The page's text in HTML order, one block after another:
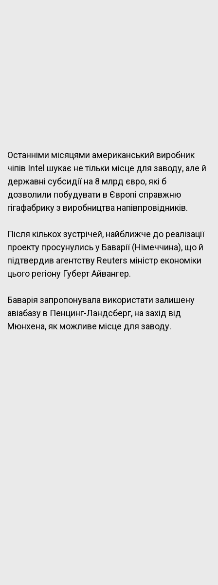
Останніми місяцями американський виробник
чіпів Intel шукає не тільки місце для заводу, але й
державні субсидії на 8 млрд євро, які б
дозволили побудувати в Європі справжню
гігафабрику з виробництва напівпровідників.
Після кількох зустрічей, найближче до реалізації
проекту просунулись у Баварії (Німеччина), що й
підтвердив агентству Reuters міністр економіки
цього регіону Губерт Айвангер.
Баварія запропонувала використати залишену
авіабазу в Пенцинг-Ландсберг, на захід від
Мюнхена, як можливе місце для заводу.